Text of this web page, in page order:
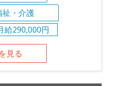
祉・介護
給290,000円
見る